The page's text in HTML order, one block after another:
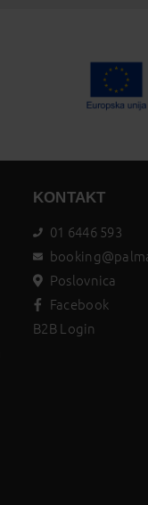
KONTAKT
01 6446 593
Poslovnica
Facebook
B2B Login